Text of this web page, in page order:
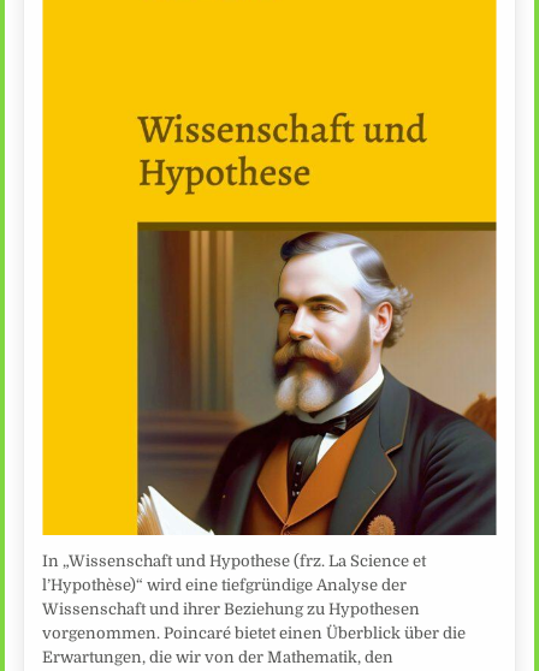
In „Wissenschaft und Hypothese (frz. La Science et
l’Hypothèse)“ wird eine tiefgründige Analyse der
Wissenschaft und ihrer Beziehung zu Hypothesen
vorgenommen. Poincaré bietet einen Überblick über die
Erwartungen, die wir von der Mathematik, den